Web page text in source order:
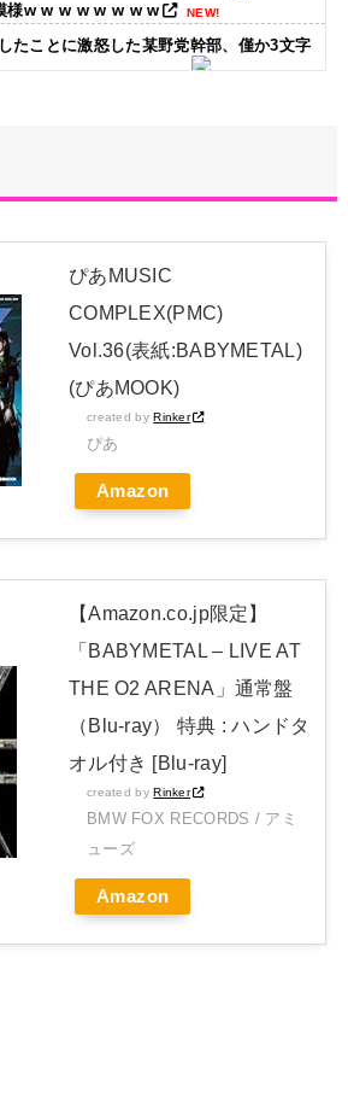
様w w w w w w w w NEW!
たことに激怒した某野党幹部、僅か3文字
の海外FA権取得！｢それくらいの年齢までや
から死滅した理由ってなに？
生産盤「METAL FORTH (DELUXE
FORTH DELUXE JAPAN EDITION
ぴあMUSIC
COMPLEX(PMC)
Vol.36(表紙:BABYMETAL)
(ぴあMOOK)
created byRinker
ぴあ
Amazon
【Amazon.co.jp限定】
「BABYMETAL – LIVE AT
THE O2 ARENA」通常盤
（Blu-ray） 特典 : ハンドタ
オル付き [Blu-ray]
created byRinker
BMW FOX RECORDS / アミ
ューズ
Amazon